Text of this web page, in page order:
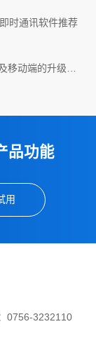
时通讯软件推荐
移动端的升级途
品功能
用
0756-3232110